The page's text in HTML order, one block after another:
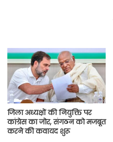
जिला अध्यक्षों की नियुक्ति पर
कांग्रेस का जोर, संगठन को मजबूत
करने की कवायद शुरू